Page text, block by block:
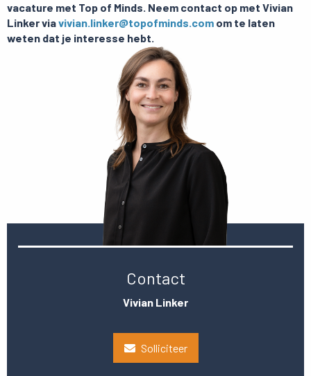
vacature met Top of Minds. Neem contact op met Vivian
Linker viavivian.linker@topofminds.com om te laten
weten dat je interesse hebt.
Contact
Vivian Linker
Solliciteer